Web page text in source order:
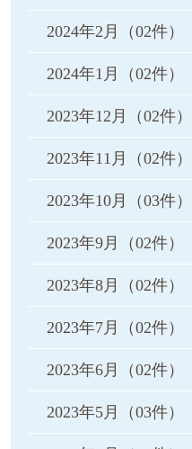
2024年2月 （02件）
2024年1月 （02件）
2023年12月 （02件）
2023年11月 （02件）
2023年10月 （03件）
2023年9月 （02件）
2023年8月 （02件）
2023年7月 （02件）
2023年6月 （02件）
2023年5月 （03件）